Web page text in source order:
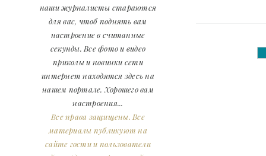
наши журналисты стараются
для вас, чтоб поднять вам
настроение в считанные
секунды. Все фото и видео
приколы и новинки сети
интернет находятся здесь на
нашем портале. Хорошего вам
настроения...
Все права защищены. Все
материалы публикуют на
сайте гости и пользователи